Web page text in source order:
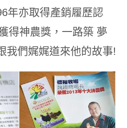
年亦取得產銷履歷認
得神農獎，一路築 夢
我們娓娓道來他的故事!